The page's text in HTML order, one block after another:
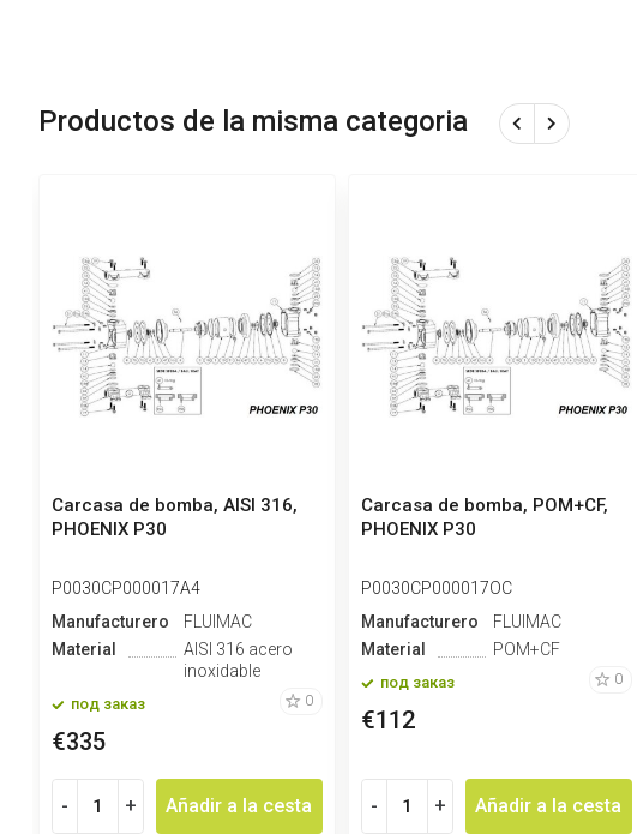
Productos de la misma categoria
Carcasa de bomba, AISI 316,
PHOENIX P30
P0030CP000017A4
Manufacturero
FLUIMAC
Material
AISI 316 acero
inoxidable
под заказ 0
€335
- + Añadir a la cesta
Carcasa de bomba, POM+CF,
PHOENIX P30
P0030CP000017OC
Manufacturero
FLUIMAC
Material
POM+CF
под заказ 0
€112
- + Añadir a la cesta